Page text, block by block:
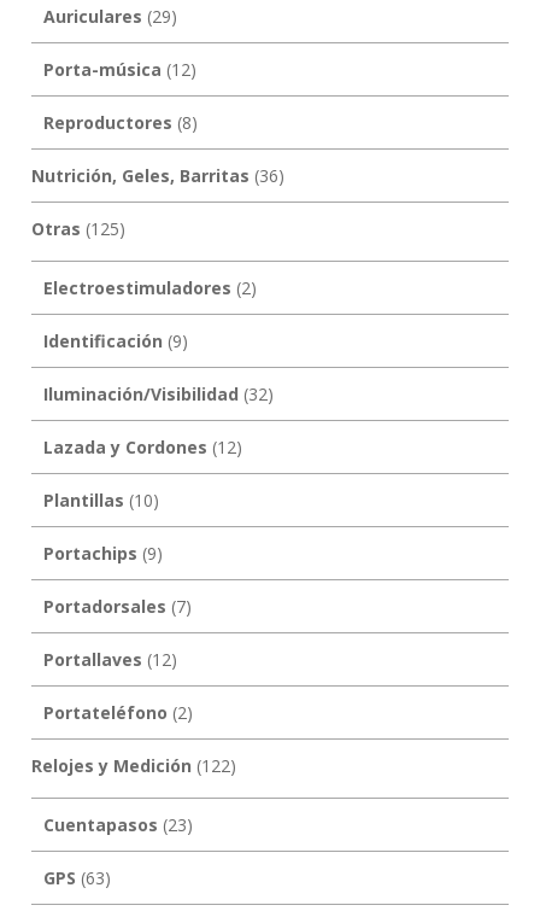
Auriculares (29)
Porta-música (12)
Reproductores (8)
Nutrición, Geles, Barritas (36)
Otras (125)
Electroestimuladores (2)
Identificación (9)
Iluminación/Visibilidad (32)
Lazada y Cordones (12)
Plantillas (10)
Portachips (9)
Portadorsales (7)
Portallaves (12)
Portateléfono (2)
Relojes y Medición (122)
Cuentapasos (23)
GPS (63)